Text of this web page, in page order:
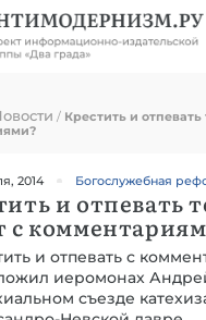
/ Крестить и отпевать
2014 Богослужебная
и отпевать
с
и отпевать с
иеромонах
съезде